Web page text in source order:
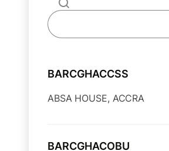
BARCGHACCSS
ABSA HOUSE, ACCRA
BARCGHACOBU